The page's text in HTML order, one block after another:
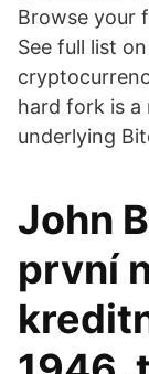
Browse your
See full list
hard fork is
underlying
John
první